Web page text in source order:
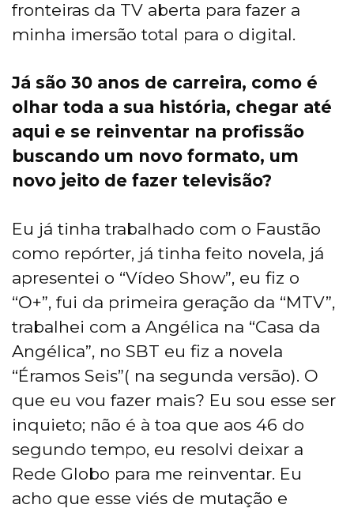
fronteiras da TV aberta para fazer a
minha imersão total para o digital.
Já são 30 anos de carreira, como é
olhar toda a sua história, chegar até
aqui e se reinventar na profissão
buscando um novo formato, um
novo jeito de fazer televisão?
Eu já tinha trabalhado com o Faustão
como repórter, já tinha feito novela, já
apresentei o “Vídeo Show”, eu fiz o
“O+”, fui da primeira geração da “MTV”,
trabalhei com a Angélica na “Casa da
Angélica”, no SBT eu fiz a novela
“Éramos Seis”( na segunda versão). O
que eu vou fazer mais? Eu sou esse ser
inquieto; não é à toa que aos 46 do
segundo tempo, eu resolvi deixar a
Rede Globo para me reinventar. Eu
acho que esse viés de mutação e